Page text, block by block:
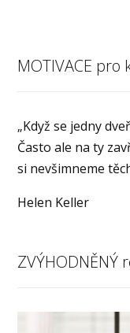
MOTIVACE pro
„Když se jedny
Často ale na ty
si nevšimneme
Helen Keller